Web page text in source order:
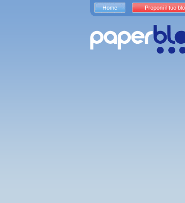
Home Proponi il tuo